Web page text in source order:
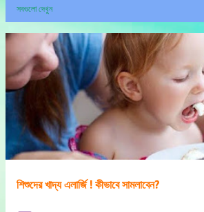
সবগুলো দেখুন
পো
স্ট
গু
শিশুদের খাদ্য এলার্জি ! কীভাবে সামলাবেন?